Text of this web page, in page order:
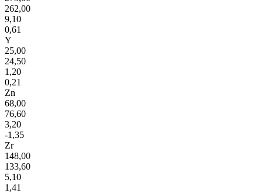
262,00
9,10
0,61
Y
25,00
24,50
1,20
0,21
Zn
68,00
76,60
3,20
-1,35
Zr
148,00
133,60
5,10
1,41